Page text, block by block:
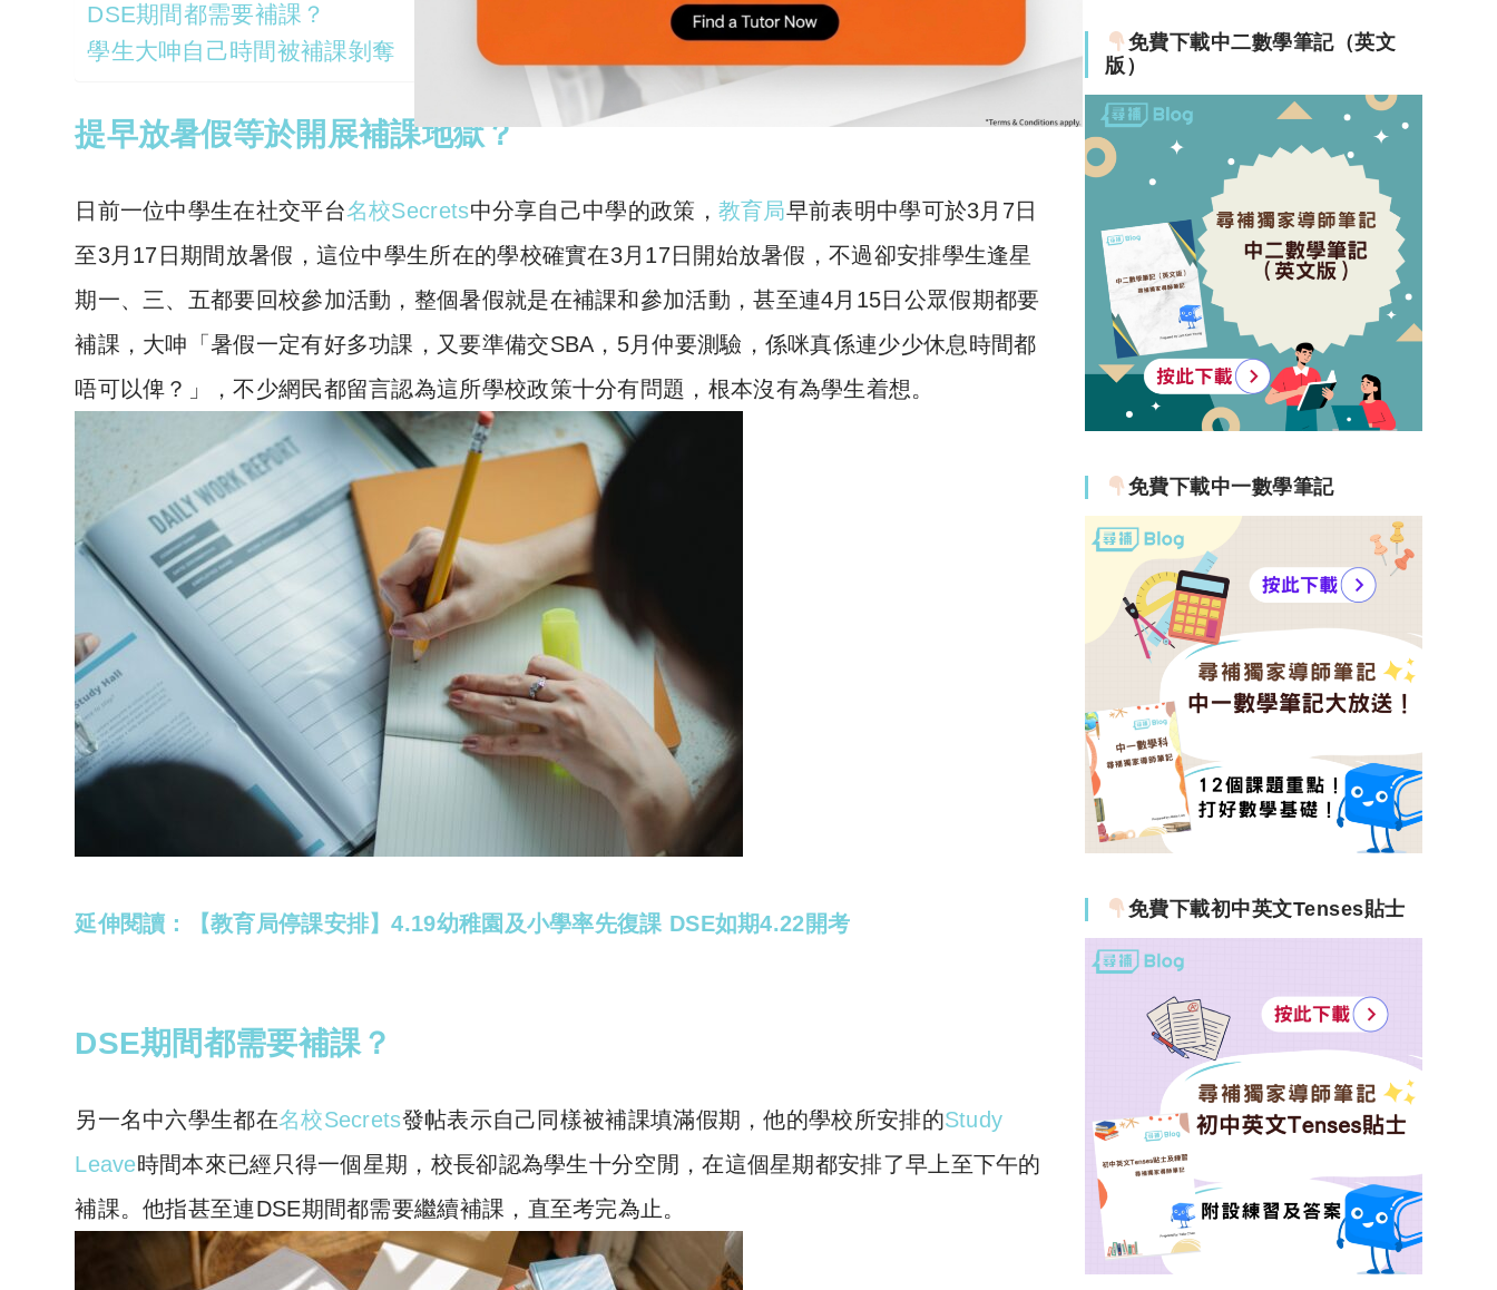
DSE期間都需要補課？
學生大呻自己時間被補課剝奪
提早放暑假等於開展補課地獄？
日前一位中學生在社交平台名校Secrets中分享自己中學的政策， 教育局早前表明中學可於3月7日
至3月17日期間放暑假，這位中學生所在的學校確實在3月17日開始放暑假，不過卻安排學生逢星
期一、三、五都要回校參加活動，整個暑假就是在補課和參加活動，甚至連4月15日公眾假期都要
補課，大呻「暑假一定有好多功課，又要準備交SBA，5月仲要測驗，係咪真係連少少休息時間都
唔可以俾？」，不少網民都留言認為這所學校政策十分有問題，根本沒有為學生着想。
延伸閱讀：【教育局停課安排】4.19幼稚園及小學率先復課 DSE如期4.22開考
DSE期間都需要補課？
另一名中六學生都在名校Secrets發帖表示自己同樣被補課填滿假期，他的學校所安排的Study
Leave時間本來已經只得一個星期，校長卻認為學生十分空閒，在這個星期都安排了早上至下午的
補課。他指甚至連DSE期間都需要繼續補課，直至考完為止。
免費下載中二數學筆記（英文
版）
免費下載中一數學筆記
免費下載初中英文Tenses貼士